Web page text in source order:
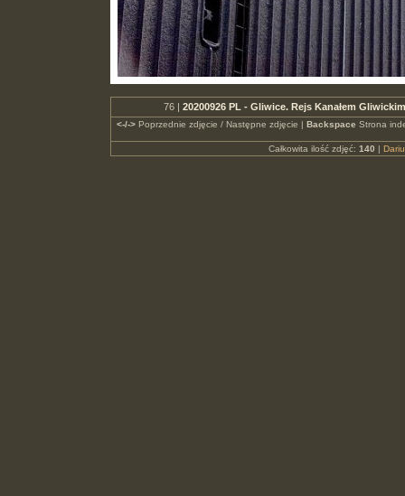
76 | 20200926 PL - Gliwice. Rejs Kanałem
<-/->Poprzednie zdjęcie / Następne zdjęcie | Backspace Strona
Całkowita ilość zdjęć: 140 |